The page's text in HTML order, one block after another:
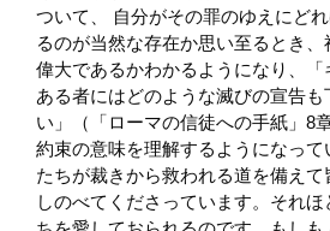
ついて、 自分がその罪のゆえにど
るのが当然な存在か思い至るとき
偉大であるかわかるようになり、「
ある者にはどのような滅びの宣告
い」（「ローマの信徒への手紙」8
約束の意味を理解するようになっ
たちが裁きから救われる道を備え
しのべてくださっています。それ